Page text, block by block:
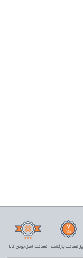
ضمانت اصل بودن کالا